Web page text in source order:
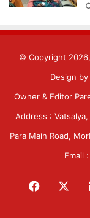
© Copyright 2026,
Design by
Owner & Editor
Address :
Para Main Road,
Email
Facebook